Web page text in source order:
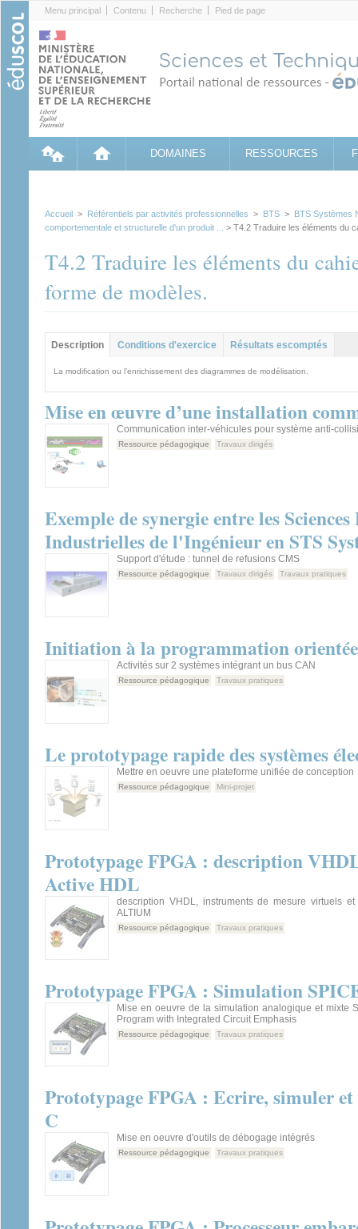
Menu principal Contenu Recherche Pied de page
DOMAINES RESSOURCES
Accueil > Référentiels par activités professionnelles > BTS > BTS Systèmes
comportementale et structurelle d'un produit ...
> T4.2 Traduire les éléments du
T4.2 Traduire les éléments du
forme de modèles.
Groupe principal
Description
Conditions d'exercice Résultats escomptés
La modification ou l’enrichissement des diagrammes de modélisation.
Mise en œuvre d’une installation
Communication inter-véhicules pour système anti-
Ressource pédagogique Travaux dirigés
Exemple de synergie entre les Sciences
Industrielles de l'Ingénieur en STS
Support d'étude : tunnel de refusions CMS
Ressource pédagogique Travaux dirigés Travaux pratiques
Initiation à la programmation
Activités sur 2 systèmes intégrant un bus CAN
Ressource pédagogique Travaux pratiques
Le prototypage rapide des systèmes
Mettre en oeuvre une plateforme unifiée de conception
Ressource pédagogique Mini-projet
Prototypage FPGA : description
Active HDL
description VHDL, instruments de mesure virtuels et
ALTIUM
Ressource pédagogique Travaux pratiques
Prototypage FPGA : Simulation
Mise en oeuvre de la simulation analogique et mixte
Program with Integrated Circuit Emphasis
Ressource pédagogique Travaux pratiques
Prototypage FPGA : Ecrire, simuler
C
Mise en oeuvre d'outils de débogage intégrés
Ressource pédagogique Travaux pratiques